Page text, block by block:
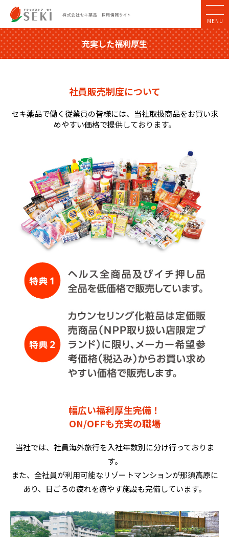
MENU
充実した福利厚生
社員販売制度について
セキ薬品で働く従業員の皆様には、当社取扱商品をお買い求
めやすい価格で提供しております。
幅広い福利厚生完備！
ON/OFFも充実の職場
当社では、社員海外旅行を入社年数別に分け行っておりま
す。
また、全社員が利用可能なリゾートマンションが那須高原に
あり、日ごろの疲れを癒やす施設も完備しています。